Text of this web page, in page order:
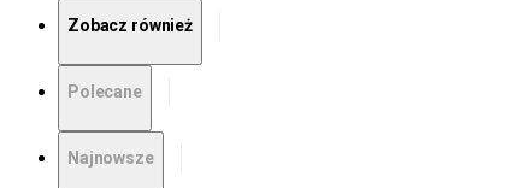
Zobacz również
Polecane
Najnowsze